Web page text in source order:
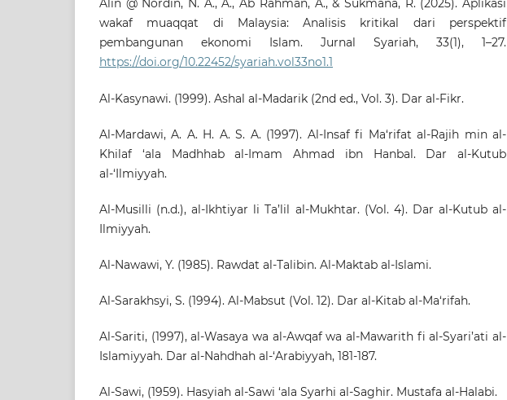
Alin @ Nordin, N. A., A., Ab Rahman, A., & Sukmana, R. (2025). Aplikasi
wakaf muaqqat di Malaysia: Analisis kritikal dari perspektif
pembangunan ekonomi Islam. Jurnal Syariah, 33(1), 1–27.
https://doi.org/10.22452/syariah.vol33no1.1
Al-Kasynawi. (1999). Ashal al-Madarik (2nd ed., Vol. 3). Dar al-Fikr.
Al-Mardawi, A. A. H. A. S. A. (1997). Al-Insaf fi Ma‘rifat al-Rajih min al-
Khilaf ‘ala Madhhab al-Imam Ahmad ibn Hanbal. Dar al-Kutub
al-‘Ilmiyyah.
Al-Musilli (n.d.), al-Ikhtiyar li Ta’lil al-Mukhtar. (Vol. 4). Dar al-Kutub al-
Ilmiyyah.
Al-Nawawi, Y. (1985). Rawdat al-Talibin. Al-Maktab al-Islami.
Al-Sarakhsyi, S. (1994). Al-Mabsut (Vol. 12). Dar al-Kitab al-Ma‘rifah.
Al-Sariti, (1997), al-Wasaya wa al-Awqaf wa al-Mawarith fi al-Syari’ati al-
Islamiyyah. Dar al-Nahdhah al-‘Arabiyyah, 181-187.
Al-Sawi, (1959). Hasyiah al-Sawi ‘ala Syarhi al-Saghir. Mustafa al-Halabi.